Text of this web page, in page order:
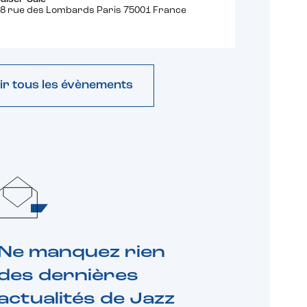
rue des Lombards Paris 75001 France
tous les évènements
manquez rien
dernières
de Jazz